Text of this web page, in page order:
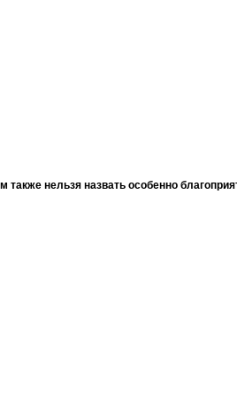
нельзя назвать особенно